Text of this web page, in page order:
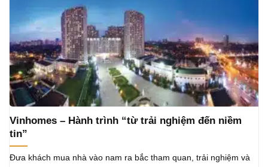
Vinhomes – Hành trình “từ trải nghiệm đến niềm
tin”
Đưa khách mua nhà vào nam ra bắc tham quan, trải nghiệm và